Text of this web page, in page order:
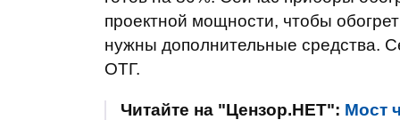
проектной мощности, чтобы
нужны дополнительные средства.
ОТГ.
Читайте на "Цензор.НЕТ": Мост